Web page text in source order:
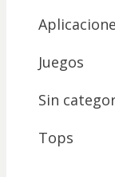
Juegos
Sin
Tops